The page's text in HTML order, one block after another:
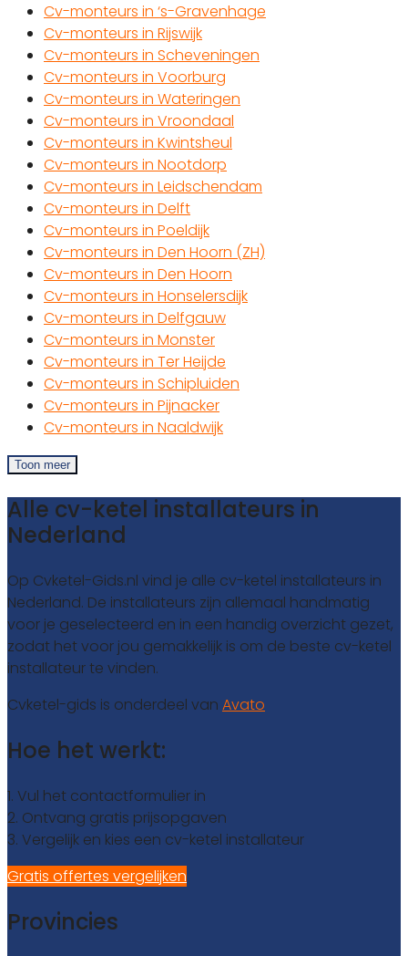
Cv-monteurs in ‘s-Gravenhage
Cv-monteurs in Rijswijk
Cv-monteurs in Scheveningen
Cv-monteurs in Voorburg
Cv-monteurs in Wateringen
Cv-monteurs in Vroondaal
Cv-monteurs in Kwintsheul
Cv-monteurs in Nootdorp
Cv-monteurs in Leidschendam
Cv-monteurs in Delft
Cv-monteurs in Poeldijk
Cv-monteurs in Den Hoorn (ZH)
Cv-monteurs in Den Hoorn
Cv-monteurs in Honselersdijk
Cv-monteurs in Delfgauw
Cv-monteurs in Monster
Cv-monteurs in Ter Heijde
Cv-monteurs in Schipluiden
Cv-monteurs in Pijnacker
Cv-monteurs in Naaldwijk
Toon meer
Alle cv-ketel installateurs in
Nederland
Op Cvketel-Gids.nl vind je alle cv-ketel installateurs in
Nederland. De installateurs zijn allemaal handmatig
voor je geselecteerd en in een handig overzicht gezet,
zodat het voor jou gemakkelijk is om de beste cv-ketel
installateur te vinden.
Cvketel-gids is onderdeel van Avato
Hoe het werkt:
1. Vul het contactformulier in
2. Ontvang gratis prijsopgaven
3. Vergelijk en kies een cv-ketel installateur
Gratis offertes vergelijken
Provincies